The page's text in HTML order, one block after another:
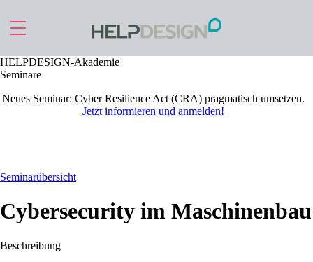
Zu Hauptinhalt springen
HELPDESIGN-Akademie
Seminare
Neues Seminar: Cyber Resilience Act (CRA) pragmatisch umsetzen.
Jetzt informieren und anmelden!
Seminarübersicht
Cybersecurity im Maschinenbau
Beschreibung